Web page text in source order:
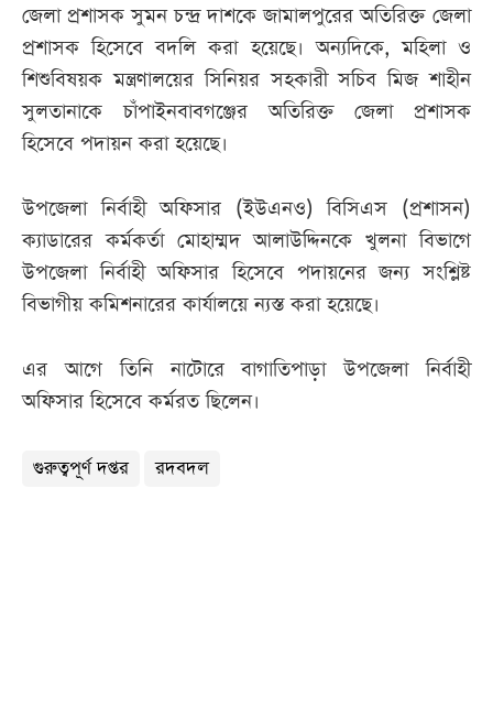
জেলা প্রশাসক সুমন চন্দ্র দাশকে জামালপুরের অতিরিক্ত জেলা
প্রশাসক হিসেবে বদলি করা হয়েছে। অন্যদিকে, মহিলা ও
শিশুবিষয়ক মন্ত্রণালয়ের সিনিয়র সহকারী সচিব মিজ শাহীন
সুলতানাকে চাঁপাইনবাবগঞ্জের অতিরিক্ত জেলা প্রশাসক
হিসেবে পদায়ন করা হয়েছে।
উপজেলা নির্বাহী অফিসার (ইউএনও) বিসিএস (প্রশাসন)
ক্যাডারের কর্মকর্তা মোহাম্মদ আলাউদ্দিনকে খুলনা বিভাগে
উপজেলা নির্বাহী অফিসার হিসেবে পদায়নের জন্য সংশ্লিষ্ট
বিভাগীয় কমিশনারের কার্যালয়ে ন্যস্ত করা হয়েছে।
এর আগে তিনি নাটোরে বাগাতিপাড়া উপজেলা নির্বাহী
অফিসার হিসেবে কর্মরত ছিলেন।
গুরুত্বপূর্ণ দপ্তর রদবদল